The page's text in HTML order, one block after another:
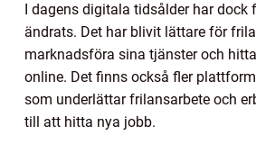
I dagens digitala tidsålder har dock
ändrats. Det har blivit lättare för
marknadsföra sina tjänster och
online. Det finns också fler
som underlättar frilansarbete och
till att hitta nya jobb.